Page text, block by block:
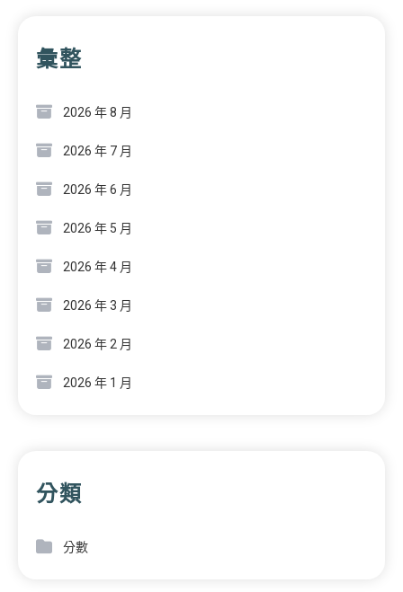
彙整
2026 年 8 月
2026 年 7 月
2026 年 6 月
2026 年 5 月
2026 年 4 月
2026 年 3 月
2026 年 2 月
2026 年 1 月
分類
分數